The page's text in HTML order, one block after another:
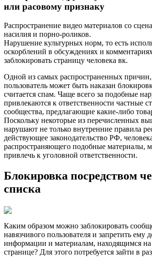
или расовому признаку
Распространение видео материалов со
насилия и порно-роликов.
Нарушение культурных норм, то есть
оскорблений в обсуждениях и
заблокировать страницу человека вк.
Одной из самых распространенных причин,
пользователь может быть наказан
считается спам. Чаще всего за подобные
привлекаются к ответственности частные
сообщества, предлагающие какие-либо
Поскольку некоторые из перечисленных
нарушают не только внутренние правила
действующее законодательство РФ,
распространяющего подобные материалы,
привлечь к уголовной ответственности.
Блокировка посредством
списка
Каким образом можно заблокировать
навязчивого пользователя и запретить ему
информации и материалам, находящимся
странице? Для этого потребуется зайти в